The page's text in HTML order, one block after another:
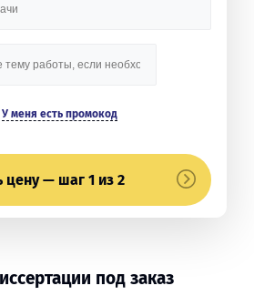
У меня есть промокод
цену — шаг 1 из 2
под заказ